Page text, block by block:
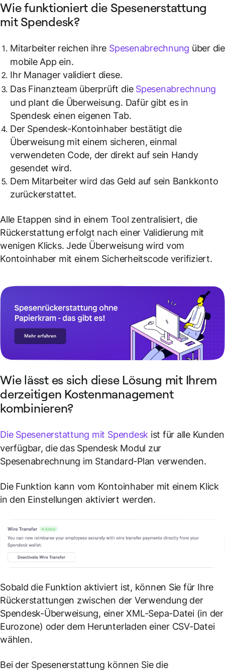
Wie funktioniert die Spesenerstattung
mit Spendesk?
Mitarbeiter reichen ihre Spesenabrechnung über die
mobile App ein.
Ihr Manager validiert diese.
Das Finanzteam überprüft die Spesenabrechnung
und plant die Überweisung. Dafür gibt es in
Spendesk einen eigenen Tab.
Der Spendesk-Kontoinhaber bestätigt die
Überweisung mit einem sicheren, einmal
verwendeten Code, der direkt auf sein Handy
gesendet wird.
Dem Mitarbeiter wird das Geld auf sein Bankkonto
zurückerstattet.
Alle Etappen sind in einem Tool zentralisiert, die
Rückerstattung erfolgt nach einer Validierung mit
wenigen Klicks. Jede Überweisung wird vom
Kontoinhaber mit einem Sicherheitscode verifiziert.
Wie lässt es sich diese Lösung mit Ihrem
derzeitigen Kostenmanagement
kombinieren?
Die Spesenerstattung mit Spendesk ist für alle Kunden
verfügbar, die das Spendesk Modul zur
Spesenabrechnung im Standard-Plan verwenden.
Die Funktion kann vom Kontoinhaber mit einem Klick
in den Einstellungen aktiviert werden.
Sobald die Funktion aktiviert ist, können Sie für Ihre
Rückerstattungen zwischen der Verwendung der
Spendesk-Überweisung, einer XML-Sepa-Datei (in der
Eurozone) oder dem Herunterladen einer CSV-Datei
wählen.
Bei der Spesenerstattung können Sie die